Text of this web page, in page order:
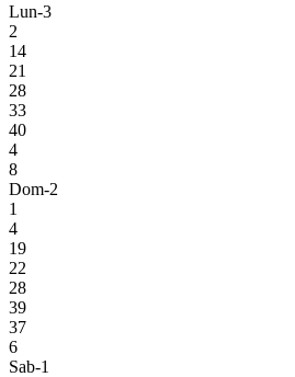
Lun-3
2
14
21
28
33
40
4
8
Dom-2
1
4
19
22
28
39
37
6
Sab-1